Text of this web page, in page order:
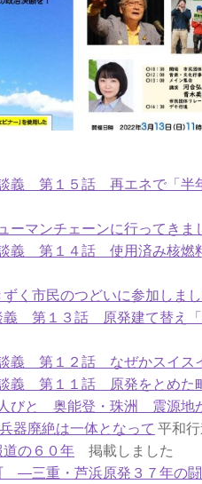
義 第１５話 再エネで「半
ーマンチェーンに行ってきま
義 第１４話 使用済み核燃
ずく市民のつどいに参加しま
義 第１３話 原発建て替え
義 第１２話 なぜかスイス
義 第１１話 原発をとめた
びと 奥能登・珠洲 震源地
器廃絶は一体となって 平和
の６０年 掲載しました
―三重・芦浜原発３７年の